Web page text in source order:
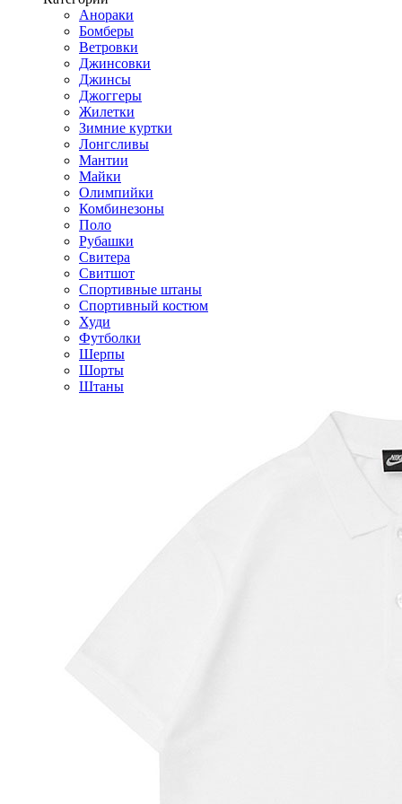
Анораки
Бомберы
Ветровки
Джинсовки
Джинсы
Джоггеры
Жилетки
Зимние куртки
Лонгсливы
Мантии
Майки
Олимпийки
Комбинезоны
Поло
Рубашки
Свитера
Свитшот
Спортивные штаны
Спортивный костюм
Худи
Футболки
Шерпы
Шорты
Штаны